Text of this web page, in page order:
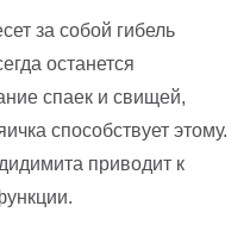
за собой гибель
останется
спаек и свищей,
способствует этому.
приводит к